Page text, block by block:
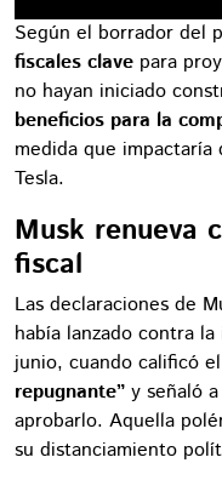
Según el borrador del
fiscales clave para
no hayan iniciado
beneficios para la
medida que
Tesla.
Musk renueva
fiscal
Las declaraciones de
había lanzado contra
junio, cuando calificó
repugnante” y señaló
aprobarlo. Aquella
su distanciamiento